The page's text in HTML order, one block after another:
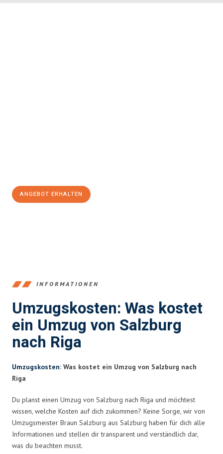
ANGEBOT ERHALTEN
INFORMATIONEN
Umzugskosten: Was kostet
ein Umzug von Salzburg
nach Riga
Umzugskosten: Was kostet ein Umzug von Salzburg nach
Riga
Du planst einen Umzug von Salzburg nach Riga und möchtest
wissen, welche Kosten auf dich zukommen? Keine Sorge, wir von
Umzugsmeister Braun Salzburg aus Salzburg haben für dich alle
Informationen und stellen dir transparent und verständlich dar,
was du beachten musst.